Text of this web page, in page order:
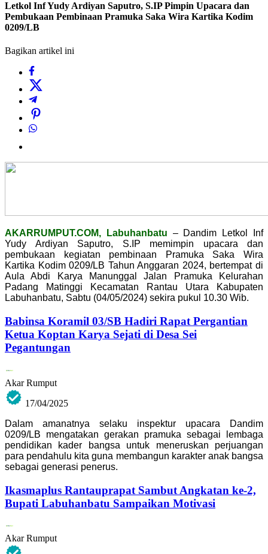
Letkol Inf Yudy Ardiyan Saputro, S.IP Pimpin Upacara dan
Pembukaan Pembinaan Pramuka Saka Wira Kartika Kodim
0209/LB
Bagikan artikel ini
AKARRUMPUT.COM, Labuhanbatu – Dandim Letkol Inf
Yudy Ardiyan Saputro, S.IP memimpin upacara dan
pembukaan kegiatan pembinaan Pramuka Saka Wira
Kartika Kodim 0209/LB Tahun Anggaran 2024, bertempat di
Aula Abdi Karya Manunggal Jalan Pramuka Kelurahan
Padang Matinggi Kecamatan Rantau Utara Kabupaten
Labuhanbatu, Sabtu (04/05/2024) sekira pukul 10.30 Wib.
Babinsa Koramil 03/SB Hadiri Rapat Pergantian
Ketua Koptan Karya Sejati di Desa Sei
Pegantungan
Akar Rumput
17/04/2025
Dalam amanatnya selaku inspektur upacara Dandim
0209/LB mengatakan gerakan pramuka sebagai lembaga
pendidikan kader bangsa untuk meneruskan perjuangan
para pendahulu kita guna membangun karakter anak bangsa
sebagai generasi penerus.
Ikasmaplus Rantauprapat Sambut Angkatan ke-2,
Bupati Labuhanbatu Sampaikan Motivasi
Akar Rumput